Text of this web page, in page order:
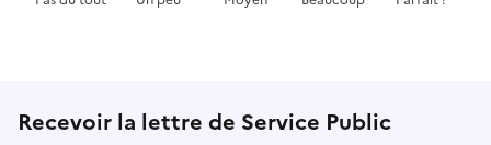
Recevoir la lettre de Service Public